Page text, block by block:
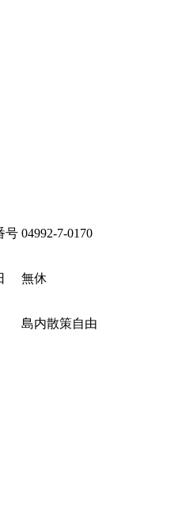
号 04992-7-0170
無休
島内散策自由